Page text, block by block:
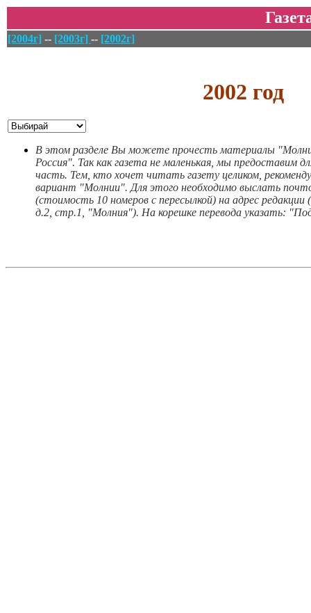
[2004г] -- [2003г] -- [2002г]
2002 год
В этом разделе Вы можете прочесть материалы
Россия". Так как газета не маленькая, мы предоставим
часть. Тем, кто хочет читать газету целиком,
вариант "Молнии". Для этого необходимо выслать
(стоимость 10 номеров с пересылкой) на адрес редакции
д.2, стр.1, "Молния"). На корешке перевода указать: